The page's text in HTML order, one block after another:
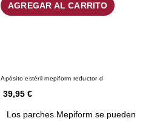
AGREGAR AL CARRITO
Apósito estéril mepiform reductor d
39,95 €
Los parches Mepiform se pueden